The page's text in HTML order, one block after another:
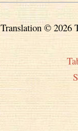
Translation © 2026